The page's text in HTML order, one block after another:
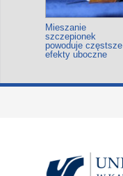
Mieszanie
szczepionek
powoduje częstsze
efekty uboczne